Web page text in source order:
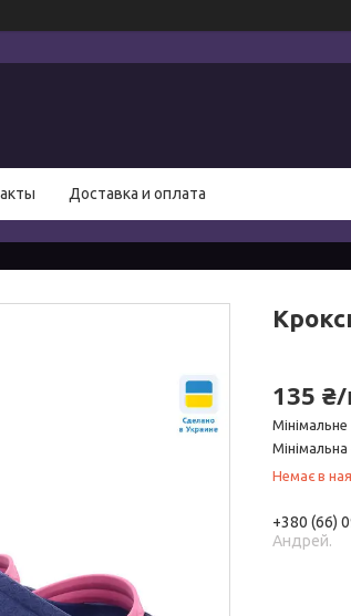
Доставка и оплата
135
Немає в
+380 (66)
Андрей.